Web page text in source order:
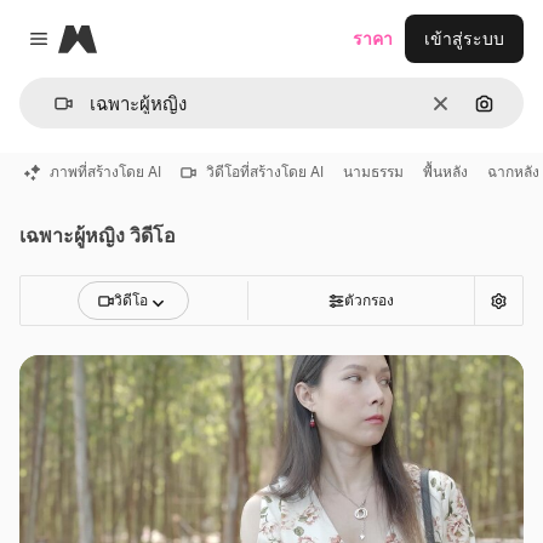
Close menu
Magnific
ชัดเจนค้นหา
ราคา เข้าสู่ระบบ
ภาพที่สร้างโดย AI วิดีโอที่สร้างโดย AI นามธรรม พื้นหลัง ฉากหลัง
เฉพาะผู้หญิง วิดีโอ
วิดีโอ ตัวกรอง